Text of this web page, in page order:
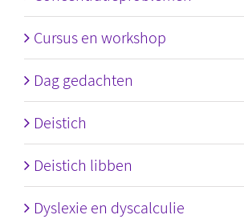
Cursus en workshop
Dag gedachten
Deistich
Deistich libben
Dyslexie en dyscalculie